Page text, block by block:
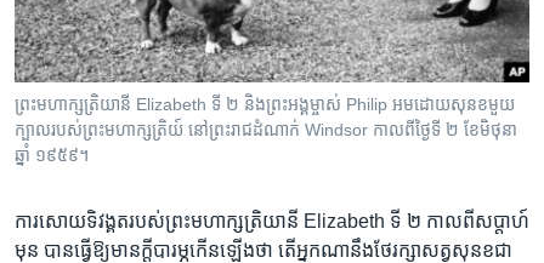
ព្រះមហាក្សត្រិយានី Elizabeth ទី ២ និងព្រះអង្គម្ចាស់ Philip អមដោយសុនខមួយ
ក្បាលរបស់ព្រះមហាក្សត្រិយ៍ នៅព្រះរាជដំណាក់ Windsor កាលពីថ្ងៃទី ២ ខែមិថុនា
ឆ្នាំ ១៩៥៩។
ការ​សោយ​ទិវង្គត​របស់​ព្រះមហាក្សត្រិយានី Elizabeth ទី ២ កាល​ពី​សប្តាហ៍​
មុន​ បាន​ធ្វើ​ឱ្យ​មាន​ក្តី​បារម្ភ​កើន​ឡើង​ថា​ តើអ្នក​ណា​នឹង​ថែរក្សា​សត្វ​សុនខ​ជា​